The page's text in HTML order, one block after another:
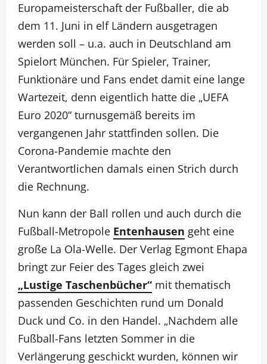
Europameisterschaft der Fußballer, die ab
dem 11. Juni in elf Ländern ausgetragen
werden soll – u.a. auch in Deutschland am
Spielort München. Für Spieler, Trainer,
Funktionäre und Fans endet damit eine lange
Wartezeit, denn eigentlich hatte die „UEFA
Euro 2020“ turnusgemäß bereits im
vergangenen Jahr stattfinden sollen. Die
Corona-Pandemie machte den
Verantwortlichen damals einen Strich durch
die Rechnung.
Nun kann der Ball rollen und auch durch die
Fußball-Metropole Entenhausen geht eine
große La Ola-Welle. Der Verlag Egmont Ehapa
bringt zur Feier des Tages gleich zwei
„Lustige Taschenbücher“ mit thematisch
passenden Geschichten rund um Donald
Duck und Co. in den Handel. „Nachdem alle
Fußball-Fans letzten Sommer in die
Verlängerung geschickt wurden, können wir